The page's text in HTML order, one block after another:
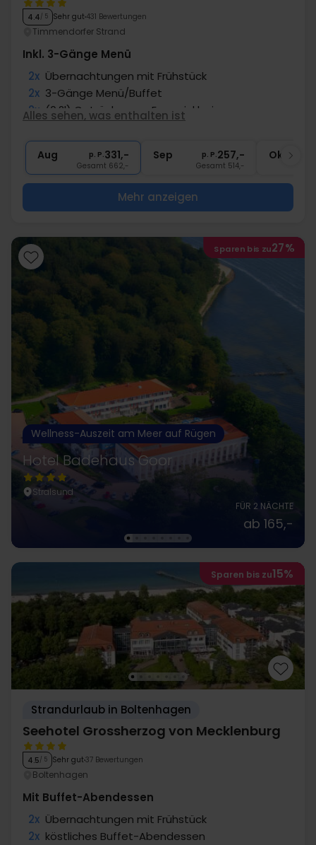
4.4/ 5 Sehr gut 431 Bewertungen
Timmendorfer Strand
Inkl. 3-Gänge Menü
2x Übernachtungen mit Frühstück
2x 3-Gänge Menü/Buffet
2x (0,2l) Getränke zum Essen inklusive
2x 1 Flasche Mineralwasser
Alles sehen, was enthalten ist
Aug p. P.331,-
Gesamt 662,-
Sep p. P.257,-
Gesamt 514,-
Okt
Mehr anzeigen
Sparen bis zu27%
Wellness-Auszeit am Meer auf Rügen
Hotel Badehaus Goor
Stralsund
FÜR 2 NÄCHTE
ab 165,-
Sparen bis zu15%
Strandurlaub in Boltenhagen
Seehotel Grossherzog von Mecklenburg
4.5/ 5 Sehr gut 37 Bewertungen
Boltenhagen
Mit Buffet-Abendessen
2x Übernachtungen mit Frühstück
2x köstliches Buffet-Abendessen